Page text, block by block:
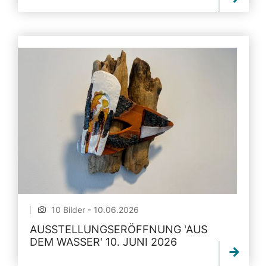
10 Bilder - 10.06.2026
AUSSTELLUNGSERÖFFNUNG 'AUS
DEM WASSER' 10. JUNI 2026